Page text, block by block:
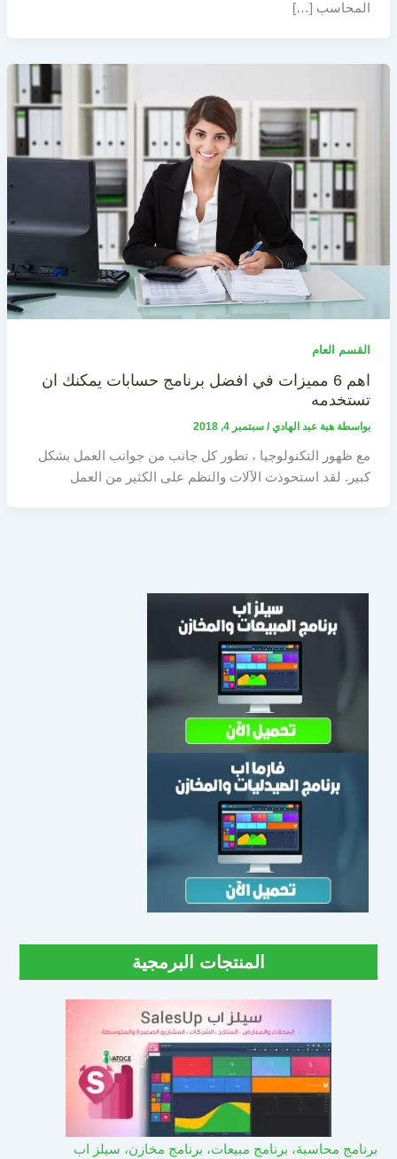
المحاسب […]
القسم العام
اهم 6 مميزات في افضل برنامج حسابات يمكنك ان
تستخدمه
بواسطة هبة عبد الهادي/ سبتمبر 4, 2018
مع ظهور التكنولوجيا ، تطور كل جانب من جوانب العمل بشكل
كبير. لقد استحوذت الآلات والنظم على الكثير من العمل
المنتجات البرمجية
برنامج محاسبة، برنامج مبيعات، برنامج مخازن، سيلز اب